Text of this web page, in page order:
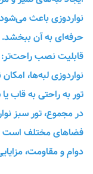
نواردوزی باعث
حرفه‌ای به آن ببخشد.
قابلیت نصب راحت‌تر:
نواردوزی لبه‌ها،
تور به راحتی به قاب
در مجموع، تور سبز
فضاهای مختلف است
دوام و مقاومت،